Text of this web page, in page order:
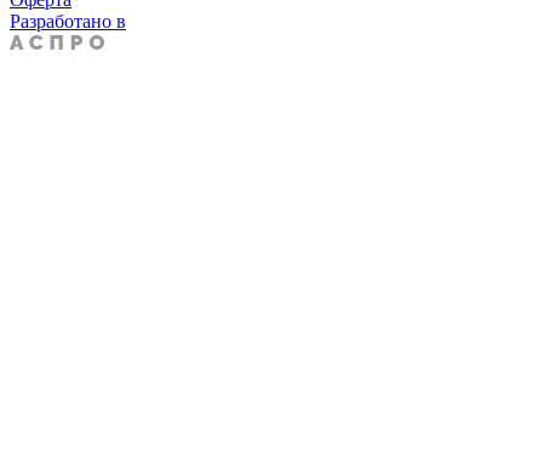
Разработано в